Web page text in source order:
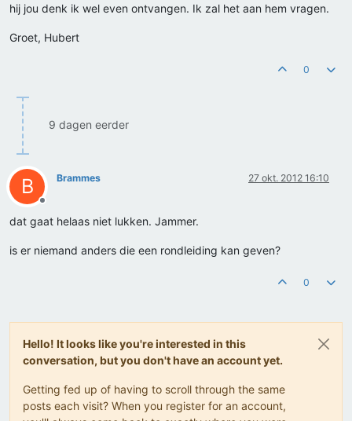
hij jou denk ik wel even ontvangen. Ik zal het aan hem vragen.
Groet, Hubert
0
9 dagen eerder
B
Offline
Brammes 27 okt. 2012 16:10
dat gaat helaas niet lukken. Jammer.
is er niemand anders die een rondleiding kan geven?
0
Hello! It looks like you're interested in this
conversation, but you don't have an account yet.
Getting fed up of having to scroll through the same
posts each visit? When you register for an account,